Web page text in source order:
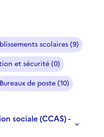
scolaires (9)
et sécurité (0)
Bureaux de poste (10)